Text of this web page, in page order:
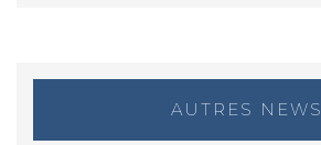
AUTRES NEWS